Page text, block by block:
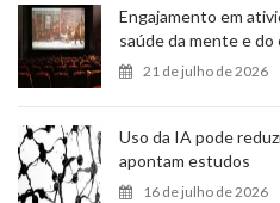
Engajamento em
saúde da mente e do
21 de julho de 2026
Uso da IA pode
apontam estudos
16 de julho de 2026